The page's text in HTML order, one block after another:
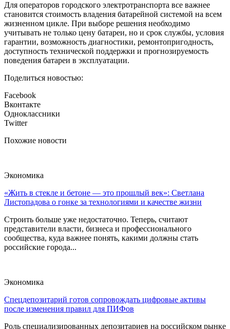
Для операторов городского электротранспорта все важнее
становится стоимость владения батарейной системой на всем
жизненном цикле. При выборе решения необходимо
учитывать не только цену батареи, но и срок службы, условия
гарантии, возможность диагностики, ремонтопригодность,
доступность технической поддержки и прогнозируемость
поведения батареи в эксплуатации.
Поделиться новостью:
Facebook
Вконтакте
Одноклассники
Twitter
Похожие новости
Экономика
«Жить в стекле и бетоне — это прошлый век»: Светлана
Листопадова о гонке за технологиями и качестве жизни
Строить больше уже недостаточно. Теперь, считают
представители власти, бизнеса и профессионального
сообщества, куда важнее понять, какими должны стать
российские города...
Экономика
Спецдепозитарий готов сопровождать цифровые активы
после изменения правил для ПИФов
Роль специализированных депозитариев на российском рынке